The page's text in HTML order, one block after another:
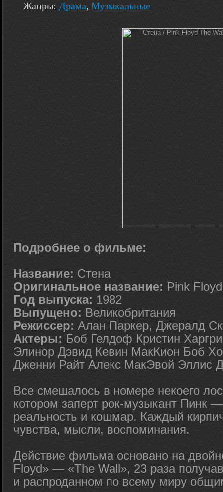
Жанры: Драма, Музыкальные
Подробнее о фильме:
Название: Стена
Оригинальное название: Pink
Год выпуска: 1982
Выпущено: Великобритания
Режиссер: Алан Паркер, Джералд
Актеры: Боб Гелдоф Кристин
Элинор Дэвид Кевин МакКион Боб
Дженни Райт Алекс МакЭвой Эллис
Все смешалось в номере некоего
котором заперт рок-музыкант Пинк
реальность и кошмар. Каждый
чувства, мысли, воспоминания.
Действие фильма основано на
Floyd» — «The Wall», 23 раза
и распроданном по всему миру